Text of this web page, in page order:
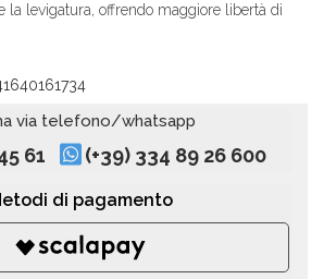
la levigatura, offrendo maggiore libertà di
via telefono/whatsapp
61 (+39) 334 89 26 600
di pagamento